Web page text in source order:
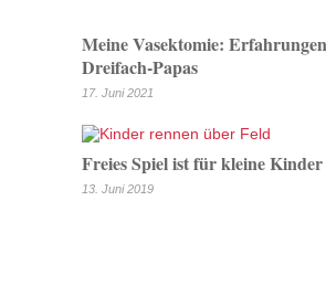
Meine Vasektomie:
Dreifach-Papas
17. Juni 2021
Freies Spiel ist für kleine
13. Juni 2019